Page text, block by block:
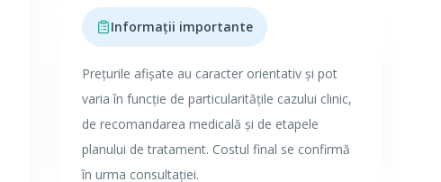
Informații importante
Prețurile afișate au caracter orientativ și pot
varia în funcție de particularitățile cazului clinic,
de recomandarea medicală și de etapele
planului de tratament. Costul final se confirmă
în urma consultației.